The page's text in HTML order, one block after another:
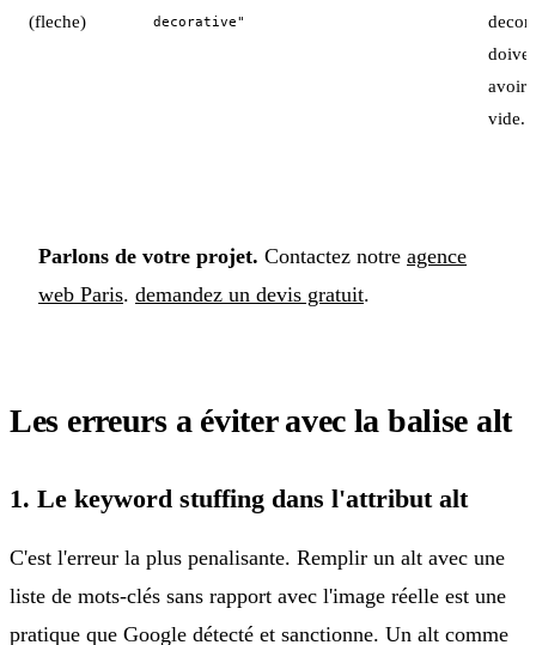
(fleche)
decorative"
avoir
vide.
Parlons de votre projet. Contactez notre agence
web Paris. demandez un devis gratuit.
Les erreurs a éviter avec la balise alt
1. Le keyword stuffing dans l'attribut alt
C'est l'erreur la plus penalisante. Remplir un alt avec une
liste de mots-clés sans rapport avec l'image réelle est une
pratique que Google détecté et sanctionne. Un alt comme